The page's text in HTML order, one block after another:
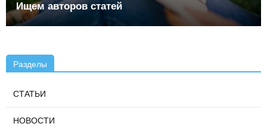
Ищем авторов статей
Разделы
СТАТЬИ
НОВОСТИ